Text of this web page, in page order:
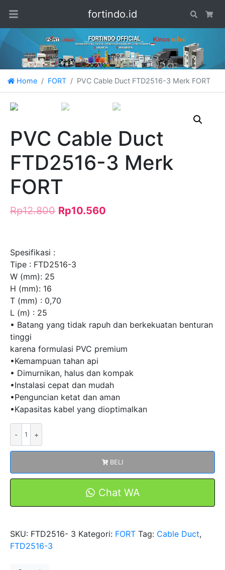
fortindo.id Search
Home FORT PVC Cable Duct FTD2516-3 Merk FORT
PVC Cable Duct
FTD2516-3 Merk
FORT
Rp12.800 Rp10.560
Spesifikasi :
Tipe : FTD2516-3
W (mm): 25
H (mm): 16
T (mm) : 0,70
L (m) : 25
• Batang yang tidak rapuh dan berkekuatan benturan
tinggi
karena formulasi PVC premium
•Kemampuan tahan api
• Dimurnikan, halus dan kompak
•Instalasi cepat dan mudah
•Penguncian ketat dan aman
•Kapasitas kabel yang dioptimalkan
Cable
FTD2516-
BELI
Chat WA
SKU: FTD2516- 3 Kategori: FORT Tag: Cable Duct,
FTD2516-3